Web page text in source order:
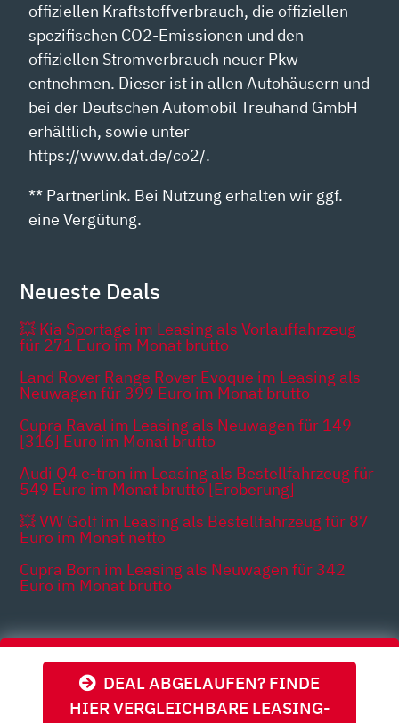
DEAL ABGELAUFEN? FINDE
HIER VERGLEICHBARE LEASING-
offiziellen Kraftstoffverbrauch, die offiziellen
spezifischen CO2-Emissionen und den
offiziellen Stromverbrauch neuer Pkw
entnehmen. Dieser ist in allen Autohäusern und
bei der Deutschen Automobil Treuhand GmbH
erhältlich, sowie unter
https://www.dat.de/co2/.
** Partnerlink. Bei Nutzung erhalten wir ggf.
eine Vergütung.
Neueste Deals
💥 Kia Sportage im Leasing als Vorlauffahrzeug
für 271 Euro im Monat brutto
Land Rover Range Rover Evoque im Leasing als
Neuwagen für 399 Euro im Monat brutto
Cupra Raval im Leasing als Neuwagen für 149
[316] Euro im Monat brutto
Audi Q4 e-tron im Leasing als Bestellfahrzeug für
549 Euro im Monat brutto [Eroberung]
💥 VW Golf im Leasing als Bestellfahrzeug für 87
Euro im Monat netto
Cupra Born im Leasing als Neuwagen für 342
Euro im Monat brutto